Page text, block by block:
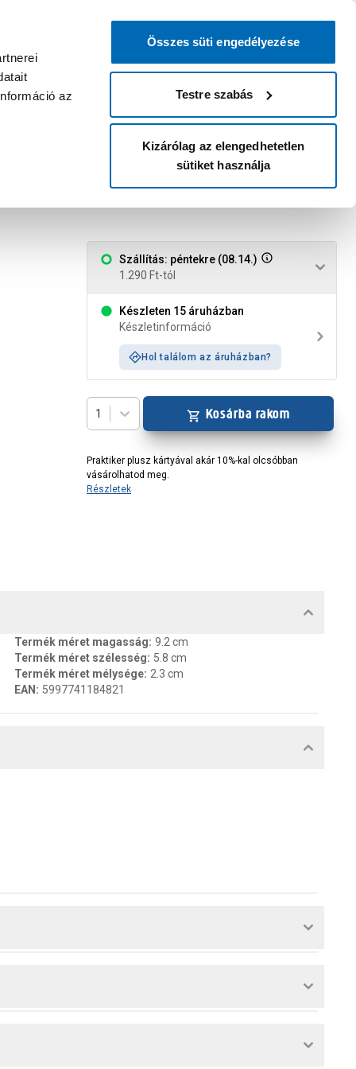
az
Összes süti engedélyezése
Testre szabás
Kizárólag az elengedhetetlen
sütiket használja
bejelentkezni?
Belépés Listáim
Áruházak és szolgáltatások
Szállítás: péntekre (08.14.)
1.290 Ft-tól
Készleten 15 áruházban
Készletinformáció
Hol találom az áruházban?
1 Kosárba rakom
Praktiker plusz kártyával akár 10%-kal olcsóbban
vásárolhatod meg.
Részletek
Termék méret magasság: 9.2 cm
Termék méret szélesség: 5.8 cm
Termék méret mélysége: 2.3 cm
EAN : 5997741184821